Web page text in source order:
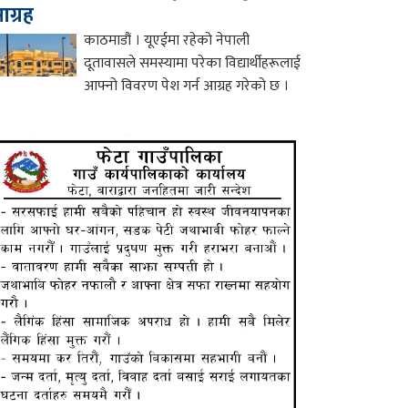
काठमाडौं । यूएईमा रहेको नेपाली
दूतावासले समस्यामा परेका विद्यार्थीहरूलाई
आफ्नो विवरण पेश गर्न आग्रह गरेको छ ।